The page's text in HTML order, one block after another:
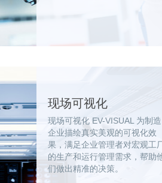
现场可视化
现场可视化 EV-VISUAL 为制造
企业描绘真实美观的可视化效
果，满足企业管理者对宏观工
的生产和运行管理需求，帮助
们做出精准的决策。